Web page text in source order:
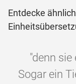
Entdecke
"denn
Sogar ein